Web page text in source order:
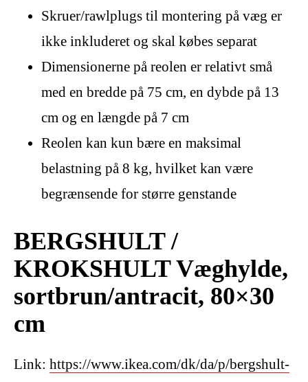
Skruer/rawlplugs til montering på væg er
ikke inkluderet og skal købes separat
Dimensionerne på reolen er relativt små
med en bredde på 75 cm, en dybde på 13
cm og en længde på 7 cm
Reolen kan kun bære en maksimal
belastning på 8 kg, hvilket kan være
begrænsende for større genstande
BERGSHULT /
KROKSHULT Væghylde,
sortbrun/antracit, 80×30
cm
Link: https://www.ikea.com/dk/da/p/bergshult-